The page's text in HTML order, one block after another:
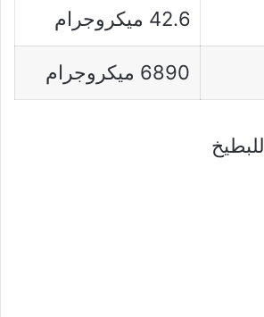
42.6 ميكروجرام
6890 ميكروجرام